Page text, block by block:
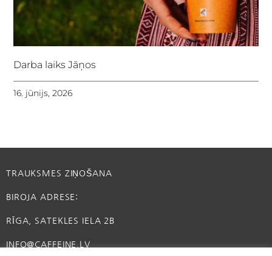
Darba laiks Jāņos
16. jūnijs, 2026
TRAUKSMES ZIŅOŠANA
BIROJA ADRESE:
RĪGA, SATEKLES IELA 2B
INFO@CAFFEINE.LV